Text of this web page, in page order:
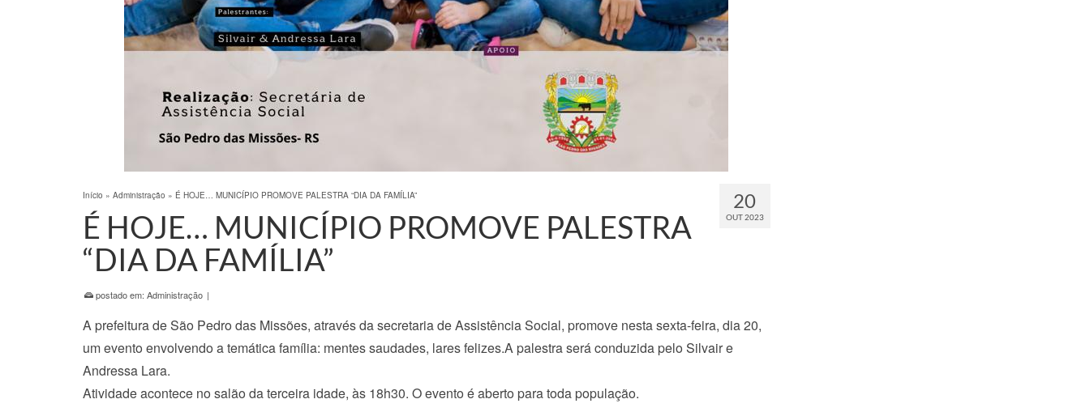
20
OUT 2023
Início » Administração » É HOJE… MUNICÍPIO PROMOVE PALESTRA “DIA DA FAMÍLIA”
É HOJE… MUNICÍPIO PROMOVE PALESTRA
“DIA DA FAMÍLIA”
postado em: Administração |
A prefeitura de São Pedro das Missões, através da secretaria de Assistência Social, promove nesta sexta-feira, dia 20,
um evento envolvendo a temática família: mentes saudades, lares felizes.A palestra será conduzida pelo Silvair e
Andressa Lara.
Atividade acontece no salão da terceira idade, às 18h30. O evento é aberto para toda população.